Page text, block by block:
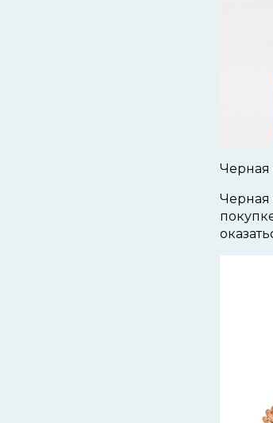
Черная
Черная